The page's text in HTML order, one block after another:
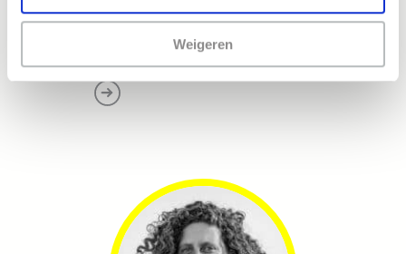
Weigeren
Social Change